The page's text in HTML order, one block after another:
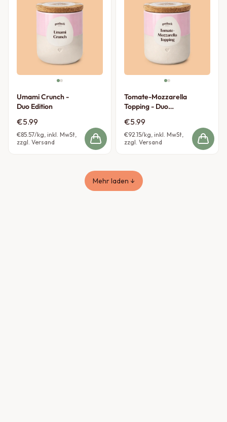
Umami Crunch -
Duo Edition
€5.99
€85.57/kg, inkl. MwSt,
zzgl. Versand
Tomate-Mozzarella
Topping - Duo
€5.99
€92.15/kg, inkl. MwSt,
zzgl. Versand
Mehr laden ↓